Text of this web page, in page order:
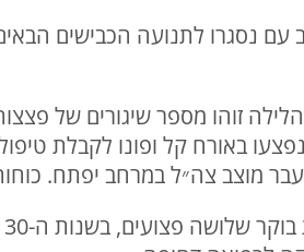
עם נסגרו לתנועה הכבישים
הלילה זוהו מספר שיגורים של
באורח קל ופונו לקבלת
מוצב צה״ל במרחב יפתח.